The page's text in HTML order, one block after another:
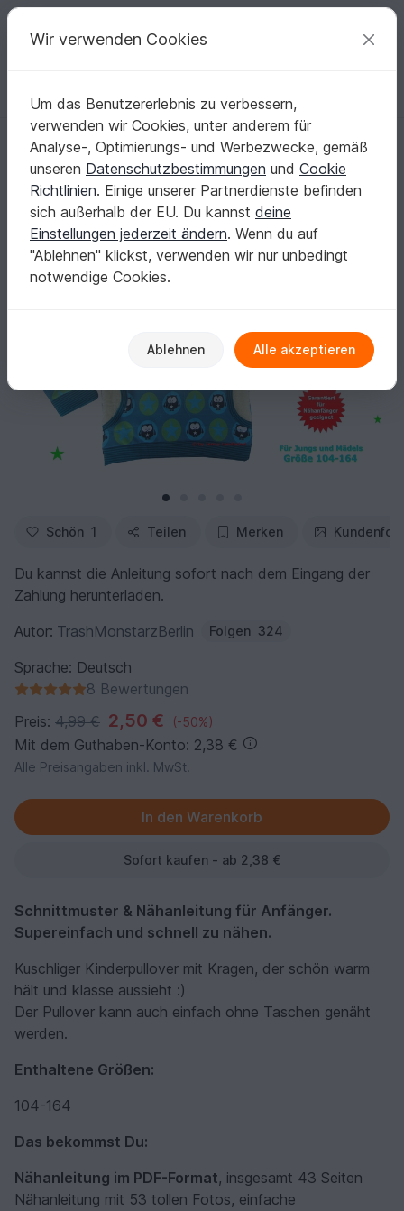
Deine kreativen Ideen
Deutsch | € (EUR) einloggen Kostenlos registrieren
Startseite Nähen Kinder Pullover & Poncho
Kinder Pullover Kinderpullover - Schnittmuster & Nähanleitung
Kinder Pullover Kinderpullover -
Schnittmuster & Nähanleitung
Schön 1 Teilen Merken
Du kannst die Anleitung sofort nach dem Eingang der
Zahlung herunterladen.
Autor: TrashMonstarzBerlin Folgen 324
Sprache: Deutsch
8 Bewertungen
Preis: 4,99 € 2,50 € (-50%)
Mit dem Guthaben-Konto: 2,38 €
Alle Preisangaben inkl. MwSt.
Sofort kaufen - ab 2,38 €
Schnittmuster & Nähanleitung für Anfänger.
Supereinfach und schnell zu nähen.
Kuschliger Kinderpullover mit Kragen, der schön warm
hält und klasse aussieht :)
Der Pullover kann auch einfach ohne Taschen genäht
werden.
Enthaltene Größen:
104-164
Das bekommst Du:
Nähanleitung im PDF-Format, insgesamt 43 Seiten
Nähanleitung mit 53 tollen Fotos, einfache
Wir verwenden Cookies
Um das Benutzererlebnis zu verbessern,
verwenden wir Cookies, unter anderem für
Analyse-, Optimierungs- und Werbezwecke, gemäß
unseren Datenschutzbestimmungen und Cookie
Richtlinien. Einige unserer Partnerdienste befinden
sich außerhalb der EU. Du kannst deine
Einstellungen jederzeit ändern. Wenn du auf
"Ablehnen" klickst, verwenden wir nur unbedingt
notwendige Cookies.
Ablehnen Alle akzeptieren